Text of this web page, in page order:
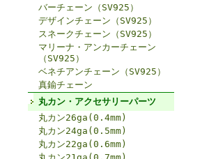
バーチェーン（SV925）
デザインチェーン（SV925）
スネークチェーン（SV925）
マリーナ・アンカーチェーン
（SV925）
ベネチアンチェーン（SV925）
真鍮チェーン
丸カン・アクセサリーパーツ
丸カン26ga(0.4mm)
丸カン24ga(0.5mm)
丸カン22ga(0.6mm)